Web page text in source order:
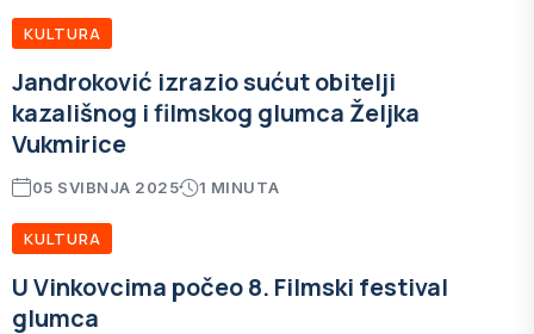
KULTURA
Jandroković izrazio sućut obitelji
kazališnog i filmskog glumca Željka
Vukmirice
05 SVIBNJA 2025 1 MINUTA
KULTURA
U Vinkovcima počeo 8. Filmski festival
glumca